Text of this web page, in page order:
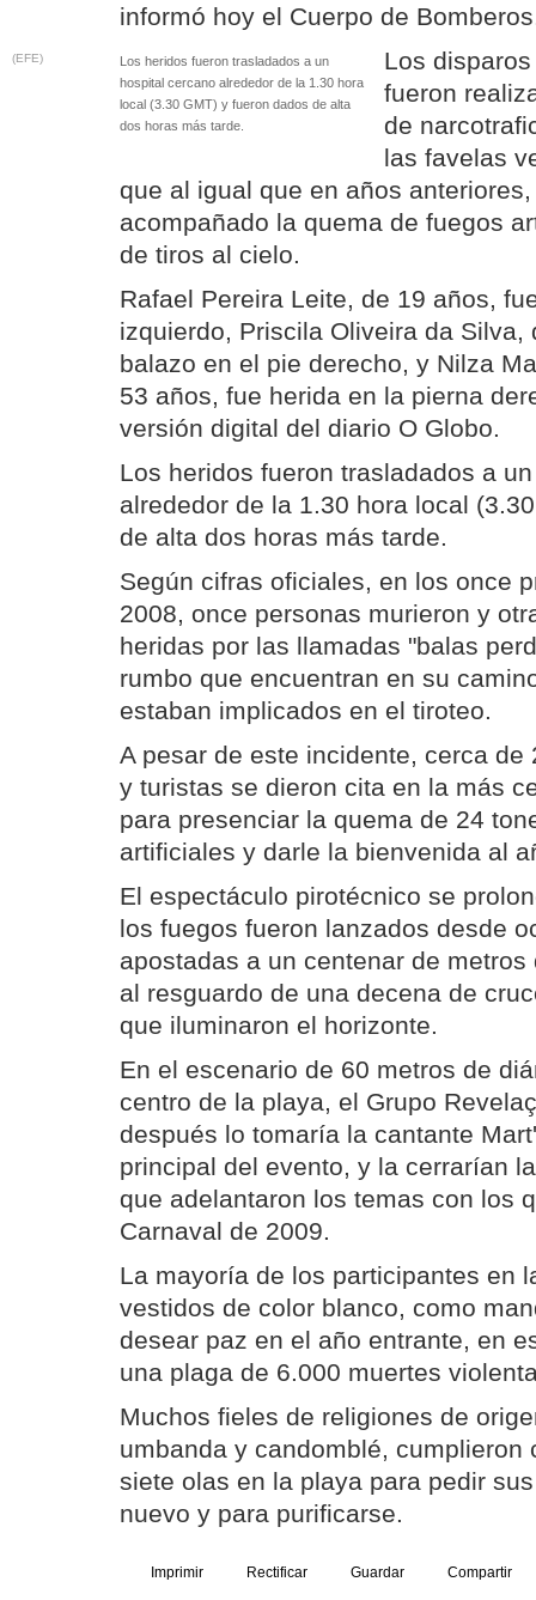
informó hoy el Cuerpo de
(EFE)
Los heridos fueron trasladados a un
hospital cercano alrededor de la 1.30 hora
local (3.30 GMT) y fueron dados de alta
dos horas más tarde.
Los
fueron
de
las favelas
que al igual que en años
acompañado la quema de fuegos
de tiros al cielo.
Rafael Pereira Leite, de 19 años,
izquierdo, Priscila Oliveira da Silva,
balazo en el pie derecho, y Nilza
53 años, fue herida en la pierna
versión digital del diario O Globo.
Los heridos fueron trasladados a
alrededor de la 1.30 hora local
de alta dos horas más tarde.
Según cifras oficiales, en los once
2008, once personas murieron y
heridas por las llamadas "balas
rumbo que encuentran en su
estaban implicados en el tiroteo.
A pesar de este incidente, cerca
y turistas se dieron cita en la más
para presenciar la quema de 24
artificiales y darle la bienvenida al
El espectáculo pirotécnico se
los fuegos fueron lanzados desde
apostadas a un centenar de
al resguardo de una decena de
que iluminaron el horizonte.
En el escenario de 60 metros de
centro de la playa, el Grupo
después lo tomaría la cantante
principal del evento, y la cerrarían
que adelantaron los temas con los
Carnaval de 2009.
La mayoría de los participantes en
vestidos de color blanco, como
desear paz en el año entrante, en
una plaga de 6.000 muertes
Muchos fieles de religiones de
umbanda y candomblé, cumplieron
siete olas en la playa para pedir
nuevo y para purificarse.
Imprimir Rectificar Guardar Compartir